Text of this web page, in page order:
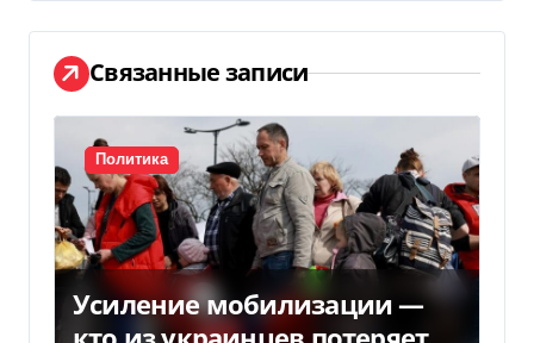
а
ц
и
я
п
о
з
Связанные записи
Политика
Усиление мобилизации —